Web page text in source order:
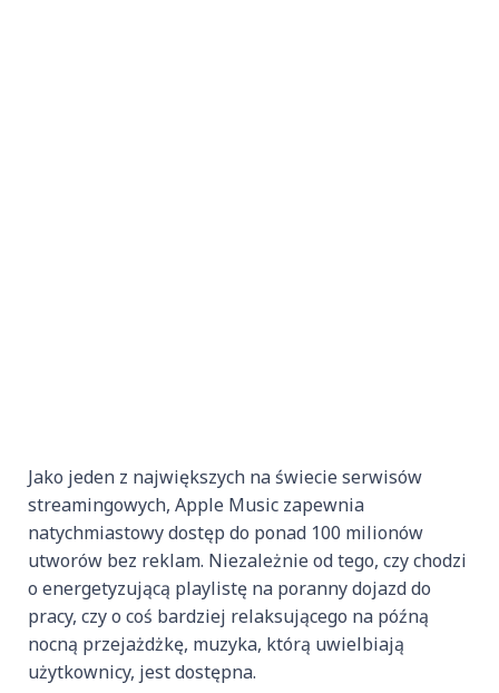
Jako jeden z największych na świecie serwisów
streamingowych, Apple Music zapewnia
natychmiastowy dostęp do ponad 100 milionów
utworów bez reklam. Niezależnie od tego, czy chodzi
o energetyzującą playlistę na poranny dojazd do
pracy, czy o coś bardziej relaksującego na późną
nocną przejażdżkę, muzyka, którą uwielbiają
użytkownicy, jest dostępna.